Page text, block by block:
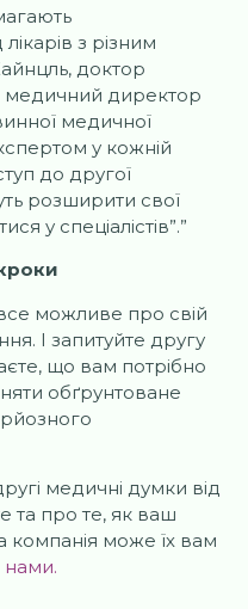
з різним
доктор
медичний директор
медичної
у кожній
до другої
розширити свої
у спеціалістів”.”
можливе про свій
І запитуйте другу
що вам потрібно
обґрунтоване
медичні думки від
та про те, як ваш
компанія може їх вам
нами.